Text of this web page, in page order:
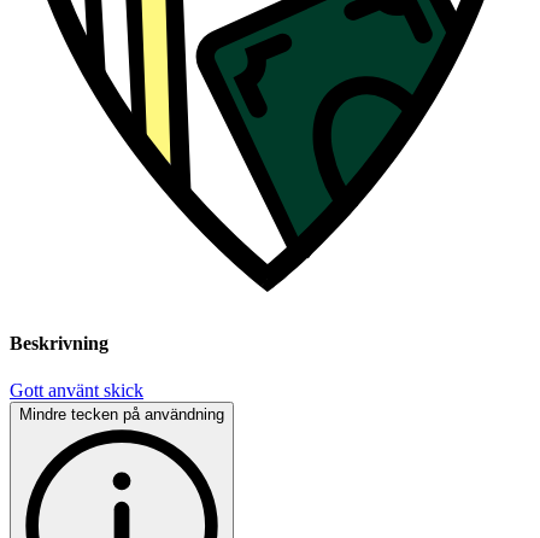
Beskrivning
Gott använt skick
Mindre tecken på användning